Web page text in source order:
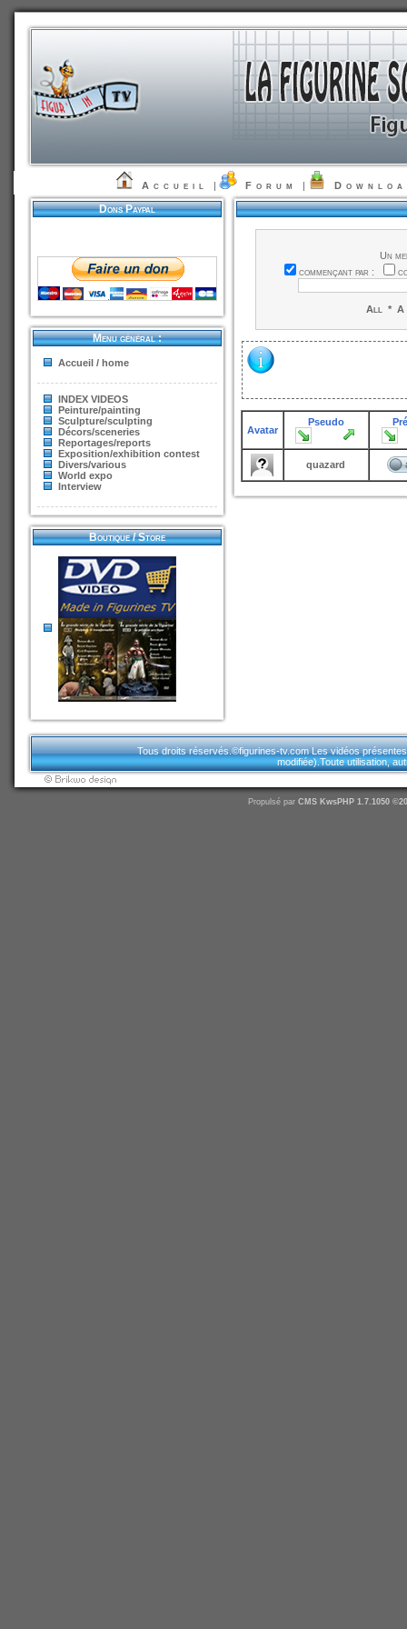
Accueil | Forum |
Dons Paypal
Menu général :
Accueil / home
INDEX VIDEOS
Peinture/painting
Sculpture/sculpting
Décors/sceneries
Reportages/reports
Exposition/exhibition contest
Divers/various
World expo
Interview
Boutique / Store
Un
commençant par :
All * A
Avatar
Pseudo
quazard
Tous droits réservés.©figurines-tv.com Les vidéos
modifiée).Toute utilisation,
Propulsé par CMS KwsPHP 1.7.1050